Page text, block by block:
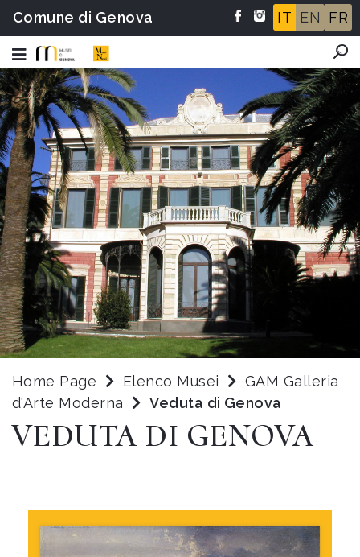
Comune di Genova IT EN FR
Home Page Elenco Musei
GAM Galleria
d'Arte Moderna
Veduta di Genova
VEDUTA DI GENOVA